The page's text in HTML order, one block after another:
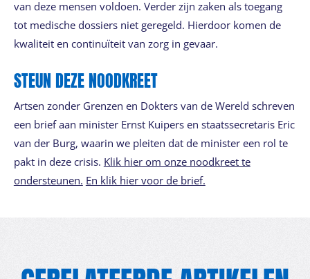
van deze mensen voldoen. Verder zijn zaken als toegang
tot medische dossiers niet geregeld. Hierdoor komen de
kwaliteit en continuïteit van zorg in gevaar.
STEUN DEZE NOODKREET
Artsen zonder Grenzen en Dokters van de Wereld schreven
een brief aan minister Ernst Kuipers en staatssecretaris Eric
van der Burg, waarin we pleiten dat de minister een rol te
pakt in deze crisis. Klik hier om onze noodkreet te
ondersteunen. En klik hier voor de brief.